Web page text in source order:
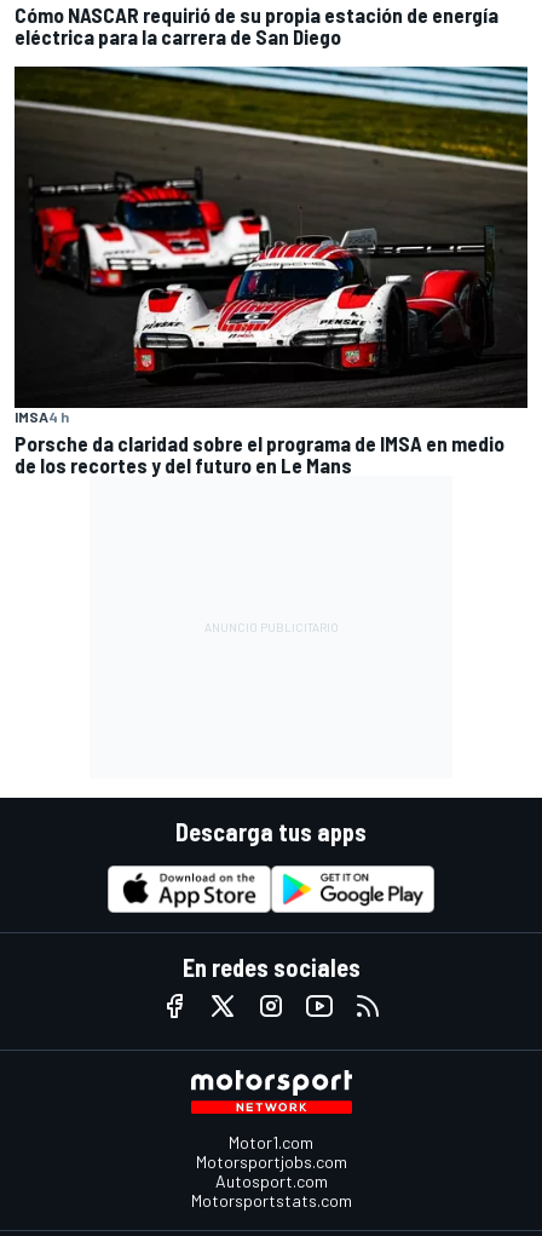
Cómo NASCAR requirió de su propia estación de energía
eléctrica para la carrera de San Diego
IMSA4 h
Porsche da claridad sobre el programa de IMSA en medio
de los recortes y del futuro en Le Mans
Descarga tus apps
En redes sociales
Motor1.com
Motorsportjobs.com
Autosport.com
Motorsportstats.com